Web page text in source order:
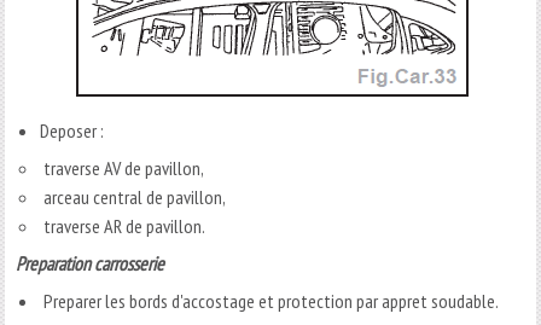
Deposer :
traverse AV de pavillon,
arceau central de pavillon,
traverse AR de pavillon.
Preparation carrosserie
Preparer les bords d'accostage et protection par appret soudable.